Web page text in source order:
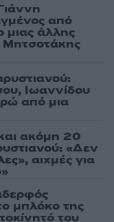
από
μιας άλλης
Μητσοτάκης
Ιωαννίδου
από μια
ακόμη 20
«Δεν
αιχμές για
μπλόκο της
του